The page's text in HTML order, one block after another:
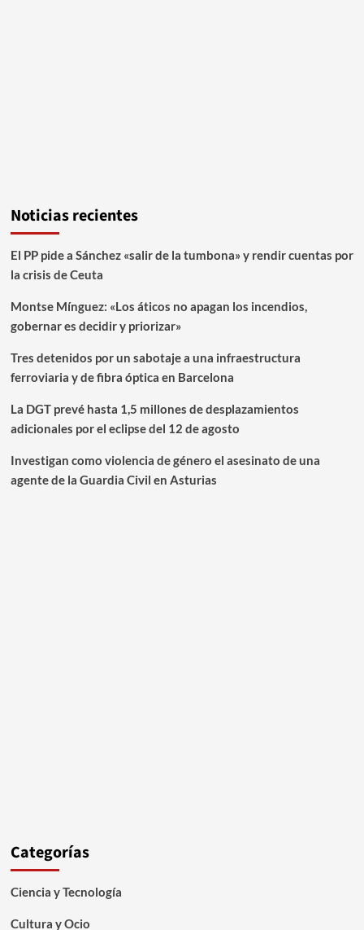
Noticias recientes
El PP pide a Sánchez «salir de la tumbona» y rendir cuentas por
la crisis de Ceuta
Montse Mínguez: «Los áticos no apagan los incendios,
gobernar es decidir y priorizar»
Tres detenidos por un sabotaje a una infraestructura
ferroviaria y de fibra óptica en Barcelona
La DGT prevé hasta 1,5 millones de desplazamientos
adicionales por el eclipse del 12 de agosto
Investigan como violencia de género el asesinato de una
agente de la Guardia Civil en Asturias
Categorías
Ciencia y Tecnología
Cultura y Ocio